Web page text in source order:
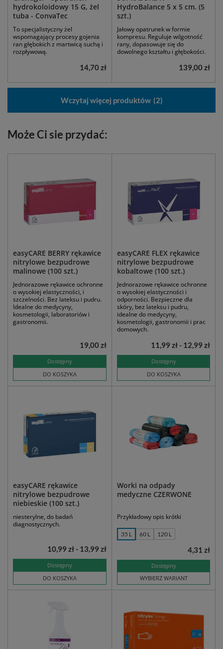
hydrokoloidowy 15 G, żel
tuba - ConvaTec
To specjalistyczny żel
wspomagający procesy gojenia
ran głębokich z martwicą suchą i
rozpływową.
14,70 zł
HydroBalance 5 x 5 cm. (5
szt.)
Jałowy opatrunek w formie
kompresu. Reguluje wilgotność
rany, dopasowuje się do
dowolnego kształtu i głębokości.
139,00 zł
1 2 Następna strona
Wczytaj więcej produktów 2
Może Ci sie przydać:
easyCARE BERRY rękawice
nitrylowe bezpudrowe
malinowe (100 szt.)
Jednorazowe rękawice ochronne
o wysokiej elastyczności, i
szczelności. Bez lateksu i pudru.
Idealne do medycyny,
kosmetologii, laboratoriów i
gastronomii.
Dostępny
DO KOSZYKA
19,00 zł
easyCARE FLEX rękawice
nitrylowe bezpudrowe
kobaltowe (100 szt.)
Jednorazowe rękawice ochronne
o wysokiej elastyczności i
odporności. Bezpieczne dla
skóry, bez lateksu i pudru,
idealne do medycyny,
kosmetologii, gastronomii i prac
domowych.
Dostępny
DO KOSZYKA
11,99 zł - 12,99 zł
easyCARE rękawice
nitrylowe bezpudrowe
niebieskie (100 szt.)
niesterylne, do badań
diagnostycznych.
Dostępny
DO KOSZYKA
10,99 zł - 13,99 zł
Worki na odpady
medyczne CZERWONE
Przykładowy opis krótki
35 L 60 L 120 L
Dostępny
WYBIERZ WARIANT
4,31 zł